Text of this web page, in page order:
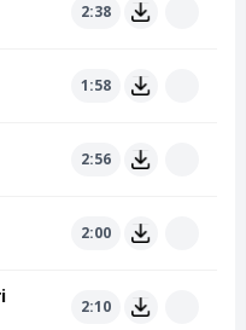
2:38
1:58
2:56
2:00
2:10